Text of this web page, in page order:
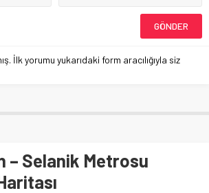
İlk yorumu yukarıdaki form aracılığıyla siz
– Selanik Metrosu